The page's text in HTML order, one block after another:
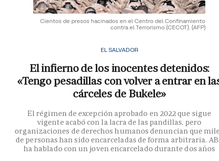
Cientos de presos hacinados en el Centro del Confinamiento
contra el Terrorismo (CECOT). (AFP)
EL SALVADOR
El infierno de los inocentes detenidos:
«Tengo pesadillas con volver a entrar en
cárceles de Bukele»
El régimen de excepción aprobado en 2022 que sigue
vigente acabó con la lacra de las pandillas, pero
organizaciones de derechos humanos denuncian que
de personas han sido encarceladas de forma arbitraria.
ha hablado con un joven encarcelado durante dos años